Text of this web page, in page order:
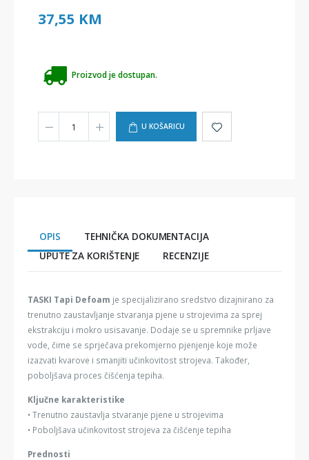
37,55 KM
Proizvod je dostupan.
U KOŠARICU
OPIS
TEHNIČKA DOKUMENTACIJA
UPUTE ZA KORIŠTENJE
RECENZIJE
TASKI Tapi Defoam je specijalizirano sredstvo dizajnirano za
trenutno zaustavljanje stvaranja pjene u strojevima za sprej
ekstrakciju i mokro usisavanje. Dodaje se u spremnike prljave
vode, čime se sprječava prekomjerno pjenjenje koje može
izazvati kvarove i smanjiti učinkovitost strojeva. Također,
poboljšava proces čišćenja tepiha.
Ključne karakteristike
• Trenutno zaustavlja stvaranje pjene u strojevima
• Poboljšava učinkovitost strojeva za čišćenje tepiha
Prednosti